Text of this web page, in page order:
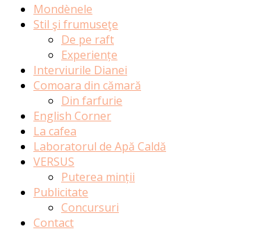
Mondènele
Stil şi frumuseţe
De pe raft
Experiențe
Interviurile Dianei
Comoara din cămară
Din farfurie
English Corner
La cafea
Laboratorul de Apă Caldă
VERSUS
Puterea minții
Publicitate
Concursuri
Contact